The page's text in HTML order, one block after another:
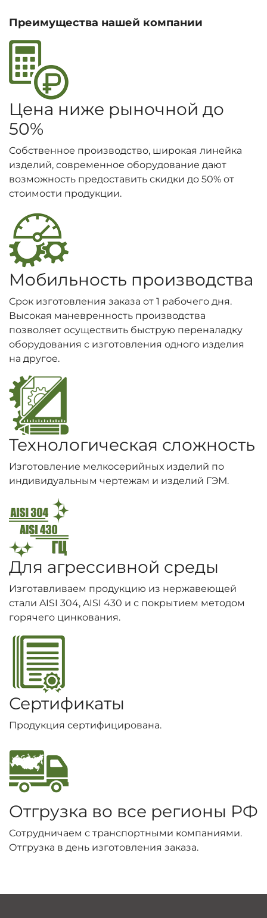
Преимущества нашей компании
Цена ниже рыночной до
50%
Собственное производство, широкая линейка
изделий, современное оборудование дают
возможность предоставить скидки до 50% от
стоимости продукции.
Мобильность производства
Срок изготовления заказа от 1 рабочего дня.
Высокая маневренность производства
позволяет осуществить быструю переналадку
оборудования с изготовления одного изделия
на другое.
Технологическая сложность
Изготовление мелкосерийных изделий по
индивидуальным чертежам и изделий ГЭМ.
Для агрессивной среды
Изготавливаем продукцию из нержавеющей
стали AISI 304, AISI 430 и с покрытием методом
горячего цинкования.
Сертификаты
Продукция сертифицирована.
Отгрузка во все регионы РФ
Сотрудничаем с транспортными компаниями.
Отгрузка в день изготовления заказа.